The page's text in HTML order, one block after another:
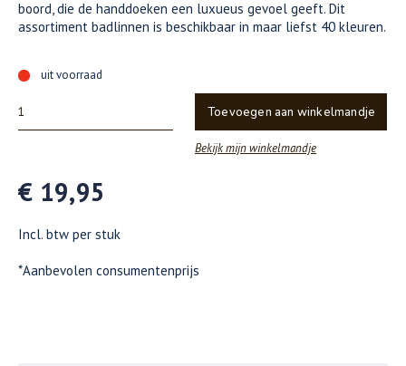
boord, die de handdoeken een luxueus gevoel geeft. Dit
assortiment badlinnen is beschikbaar in maar liefst 40 kleuren.
uit voorraad
Toevoegen aan winkelmandje
Bekijk mijn winkelmandje
€ 19,95
Incl. btw per stuk
*Aanbevolen consumentenprijs